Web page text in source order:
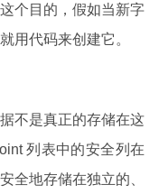
个目的，假如当新字
用代码来创建它。
不是真正的存储在这
列表中的安全列在
全地存储在独立的、